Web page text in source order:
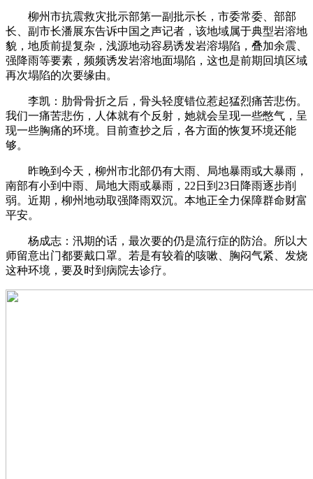
柳州市抗震救灾批示部第一副批示长，市委常委、部部
长、副市长潘展东告诉中国之声记者，该地域属于典型岩溶地
貌，地质前提复杂，浅源地动容易诱发岩溶塌陷，叠加余震、
强降雨等要素，频频诱发岩溶地面塌陷，这也是前期回填区域
再次塌陷的次要缘由。
李凯：肋骨骨折之后，骨头轻度错位惹起猛烈痛苦悲伤。
我们一痛苦悲伤，人体就有个反射，她就会呈现一些憋气，呈
现一些胸痛的环境。目前查抄之后，各方面的恢复环境还能
够。
昨晚到今天，柳州市北部仍有大雨、局地暴雨或大暴雨，
南部有小到中雨、局地大雨或暴雨，22日到23日降雨逐步削
弱。近期，柳州地动取强降雨双沉。本地正全力保障群命财富
平安。
杨成志：汛期的话，最次要的仍是流行症的防治。所以大
师留意出门都要戴口罩。若是有较着的咳嗽、胸闷气紧、发烧
这种环境，要及时到病院去诊疗。